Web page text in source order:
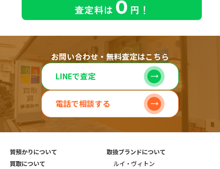
お問い合わせ・無料査定はこちら
LINEで査定
電話で相談する
質預かりについて
買取について
取扱ブランドについて
ルイ・ヴィトン